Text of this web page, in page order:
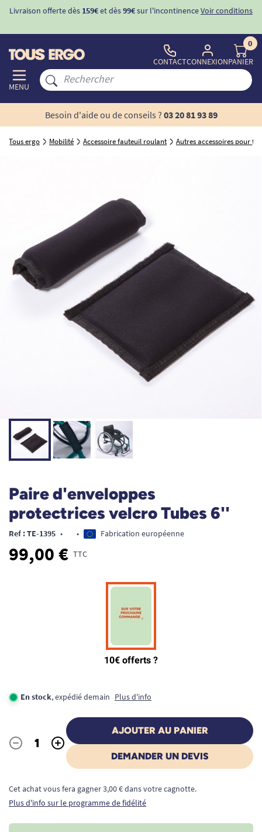
Livraison offerte dès 159€et dès99€sur l'incontinenceVoir conditions
MENU
CONTACTCONNEXION
0
PANIER
Besoin d'aide ou de conseils ? 03 20 81 93 89
Tous ergo Mobilité Accessoire fauteuil roulant Autres accessoires pour
Paire d'enveloppes
protectrices velcro Tubes 6''
Ref : TE-1395 • • Fabrication européenne
99,00 € TTC
En stock, expédié demain Plus d'info
Quantité
- +
AJOUTER AU PANIER
DEMANDER UN DEVIS
Cet achat vous fera gagner 3,00 € dans votre cagnotte.
Plus d'info sur le programme de fidélité